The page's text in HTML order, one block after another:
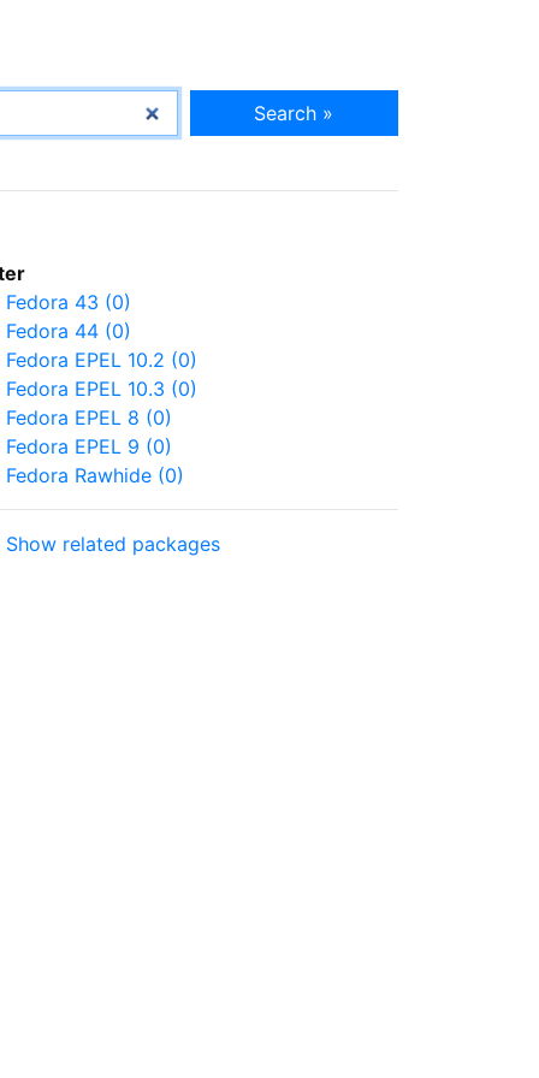
Search »
Fedora 43 (0)
Fedora 44 (0)
Fedora EPEL 10.2 (0)
Fedora EPEL 10.3 (0)
Fedora EPEL 8 (0)
Fedora EPEL 9 (0)
Fedora Rawhide (0)
Show related packages